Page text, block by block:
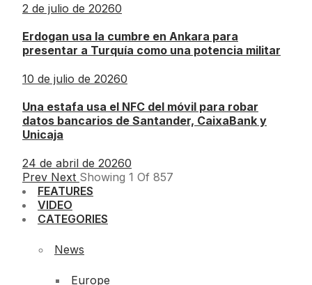
2 de julio de 20260
Erdogan usa la cumbre en Ankara para
presentar a Turquía como una potencia militar
10 de julio de 20260
Una estafa usa el NFC del móvil para robar
datos bancarios de Santander, CaixaBank y
Unicaja
24 de abril de 20260
Prev Next Showing 1 Of 857
FEATURES
VIDEO
CATEGORIES
News
Europe